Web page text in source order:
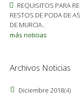
REQUISITOS PARA
RESTOS DE PODA DE
DE MURCIA..
más noticias
Archivos Noticias
Diciembre 2018(4)